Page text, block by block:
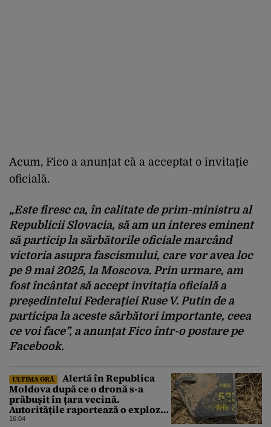
Acum, Fico a anunțat că a acceptat o invitație
oficială.
„Este firesc ca, în calitate de prim-ministru al
Republicii Slovacia, să am un interes eminent
să particip la sărbătorile oficiale marcând
victoria asupra fascismului, care vor avea loc
pe 9 mai 2025, la Moscova. Prin urmare, am
fost încântat să accept invitația oficială a
președintelui Federației Ruse V. Putin de a
participa la aceste sărbători importante, ceea
ce voi face”, a anunțat Fico într-o postare pe
Facebook.
ULTIMA ORĂ
Alertă în Republica
Moldova după ce o dronă s-a
prăbușit în țara vecină.
Autoritățile raportează o explozie
urmată de incendiu
16:04